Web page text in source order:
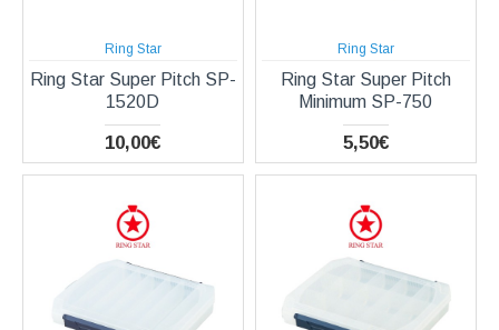
Ring Star
Ring Star Super Pitch SP-
1520D
10,00€
Ring Star
Ring Star Super Pitch
Minimum SP-750
5,50€